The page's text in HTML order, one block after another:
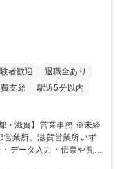
者歓迎
退職金あり
支給
駅近5分以内
データ入力・伝票や見積
生する事務業務や業務改